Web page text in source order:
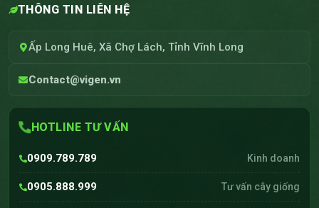
THÔNG TIN LIÊN HỆ
Ấp Long Huê, Xã Chợ Lách, Tỉnh Vĩnh Long
Contact@vigen.vn
HOTLINE TƯ VẤN
0909.789.789 Kinh doanh
0905.888.999 Tư vấn cây giống